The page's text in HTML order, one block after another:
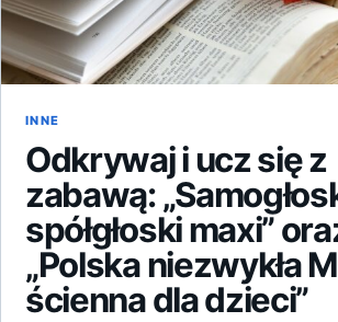
INNE
Odkrywaj i ucz się z
zabawą:
spółgłoski maxi”
„Polska niezwykła
ścienna dla dzieci”